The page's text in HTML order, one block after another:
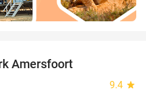
Amersfoort
9.4 star